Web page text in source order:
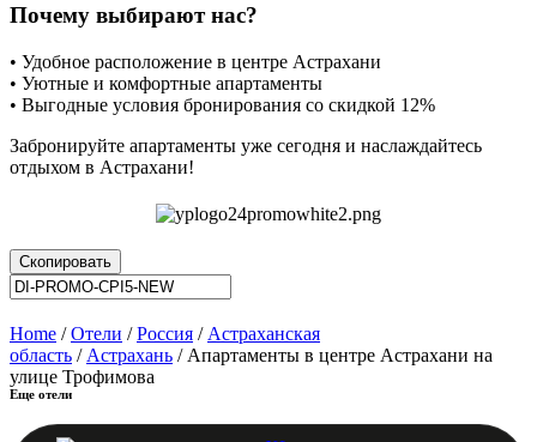
Почему выбирают нас?
• Удобное расположение в центре Астрахани
• Уютные и комфортные апартаменты
• Выгодные условия бронирования со скидкой 12%
Забронируйте апартаменты уже сегодня и наслаждайтесь
отдыхом в Астрахани!
Скопировать
Home /Отели /Россия / Астраханская
область / Астрахань / Апартаменты в центре Астрахани на
улице Трофимова
Еще отели